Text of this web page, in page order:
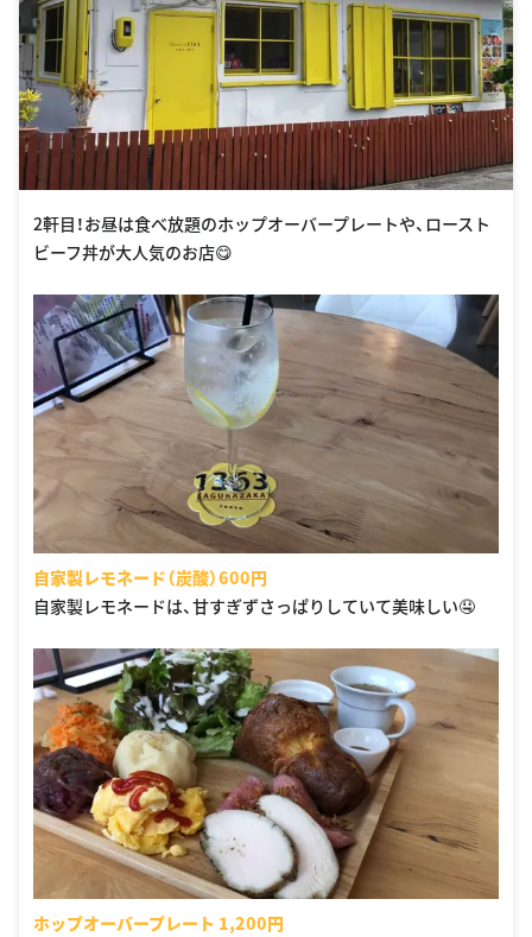
2軒目！お昼は食べ放題のホップオーバープレートや、ロースト
ビーフ丼が大人気のお店😋
自家製レモネード（炭酸）600円
自家製レモネードは、甘すぎずさっぱりしていて美味しい🤤
ホップオーバープレート 1,200円